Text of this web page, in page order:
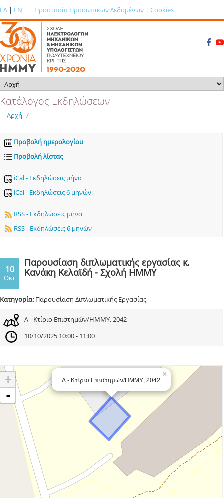
ΕΛ | EN Προστασία Προσωπικών Δεδομένων | Cookies
Κατάλογος Εκδηλώσεων
Αρχή /
Προβολή ημερολογίου
Προβολή λίστας
iCal - Εκδηλώσεις μήνα
iCal - Εκδηλώσεις 6 μηνών
RSS - Εκδηλώσεις μήνα
RSS - Εκδηλώσεις 6 μηνών
10
Οκτ
Παρουσίαση διπλωματικής εργασίας κ.
Κανάκη Κελαϊδή - Σχολή ΗΜΜΥ
Κατηγορία: Παρουσίαση Διπλωματικής Εργασίας
Λ - Κτίριο Επιστημών/ΗΜΜΥ, 2042
10/10/2025 10:00 - 11:00
×
Λ - Κτίριο Επιστημών/ΗΜΜΥ, 2042
+
-